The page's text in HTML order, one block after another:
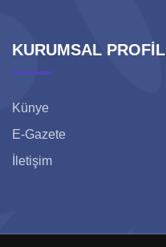
KURUMSAL PROFİL
Künye
E-Gazete
İletişim